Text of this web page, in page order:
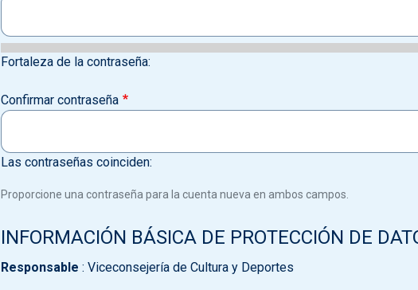
Fortaleza de la contraseña:
Confirmar contraseña
Las contraseñas coinciden:
Proporcione una contraseña para la cuenta nueva en ambos campos.
INFORMACIÓN BÁSICA DE PROTECCIÓN DE
Responsable : Viceconsejería de Cultura y Deportes